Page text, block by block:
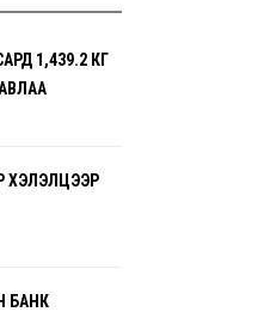
1,439.2 КГ
ХЭЛЭЛЦЭЭР
БАНК